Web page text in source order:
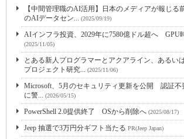
【中間管理職のAI活用】日本のメディアが報じる
のAIデータセン... (2025/09/19)
AIインフラ投資、2029年に7580億ドル超へ GPU
(2025/11/05)
とある新人プログラマーとアクアライン、あるい
プロジェクト研究... (2025/11/06)
Microsoft、5月のセキュリティ更新を公開 認証不
に警... (2026/05/15)
PowerShell 2.0提供終了 OSから削除へ (2025/08/17)
Jeep 抽選で3万円分ギフト当たる PR(Jeep Japan)